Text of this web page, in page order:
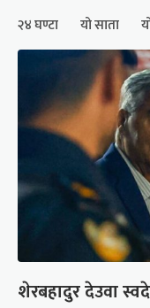
२४ घण्टा यो साता
शेरबहादुर देउवा